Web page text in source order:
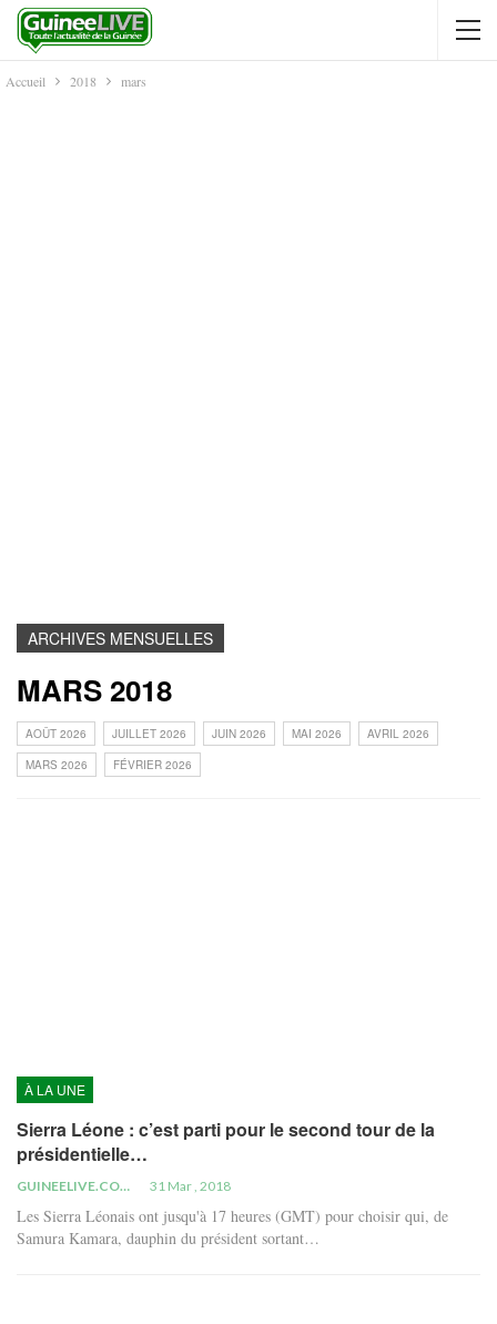
Accueil 2018 mars
ARCHIVES MENSUELLES
MARS 2018
AOÛT 2026 JUILLET 2026 JUIN 2026 MAI 2026
AVRIL 2026
MARS 2026
FÉVRIER 2026
À LA UNE
Sierra Léone : c’est parti pour le second tour de la
présidentielle…
GUINEELIVE.COM 31 Mar , 2018
Les Sierra Léonais ont jusqu'à 17 heures (GMT) pour choisir qui, de
Samura Kamara, dauphin du président sortant…